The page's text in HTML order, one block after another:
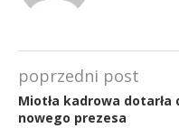
poprzedni post
Miotła kadrowa dotarła
nowego prezesa